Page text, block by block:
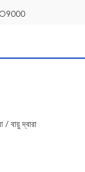
/ বায়ু দ্বারা